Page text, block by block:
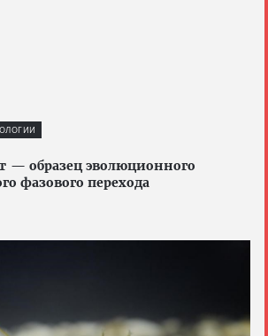
— образец эволюционного
фазового перехода